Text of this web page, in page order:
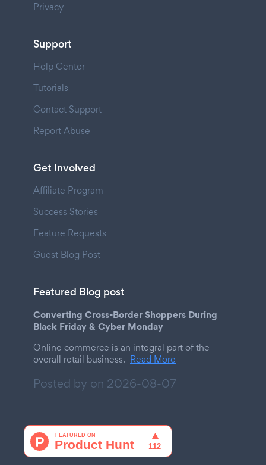
Privacy
Support
Help Center
Tutorials
Contact Support
Report Abuse
Get Involved
Affiliate Program
Success Stories
Feature Requests
Guest Blog Post
Featured Blog post
Converting Cross-Border Shoppers During
Black Friday & Cyber Monday
Online commerce is an integral part of the
overall retail business. Read More
Posted by on 2026-08-07